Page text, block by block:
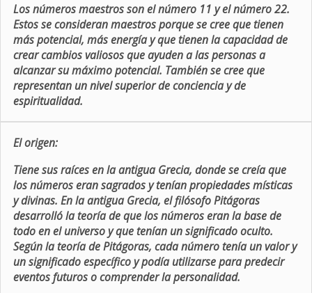
Los números maestros son el número 11 y el número 22.
Estos se consideran maestros porque se cree que tienen
más potencial, más energía y que tienen la capacidad de
crear cambios valiosos que ayuden a las personas a
alcanzar su máximo potencial. También se cree que
representan un nivel superior de conciencia y de
espiritualidad.
El origen:
Tiene sus raíces en la antigua Grecia, donde se creía que
los números eran sagrados y tenían propiedades místicas
y divinas. En la antigua Grecia, el filósofo Pitágoras
desarrolló la teoría de que los números eran la base de
todo en el universo y que tenían un significado oculto.
Según la teoría de Pitágoras, cada número tenía un valor y
un significado específico y podía utilizarse para predecir
eventos futuros o comprender la personalidad.